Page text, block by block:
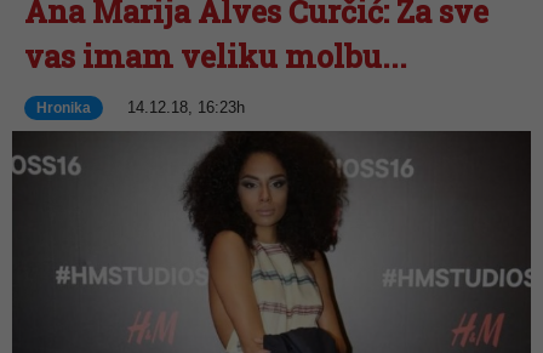
Ana Marija Alves Ćurčić: Za sve
vas imam veliku molbu...
Hronika 14.12.18, 16:23h